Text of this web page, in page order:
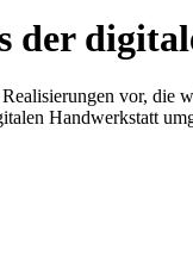
der
vor, die
Handwerkstatt